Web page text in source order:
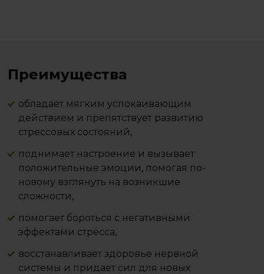
Преимущества
обладает мягким успокаивающим
действием и препятствует развитию
стрессовых состояний,
поднимает настроение и вызывает
положительные эмоции, помогая по-
новому взглянуть на возникшие
сложности,
помогает бороться с негативными
эффектами стресса,
восстанавливает здоровье нервной
системы и придает сил для новых